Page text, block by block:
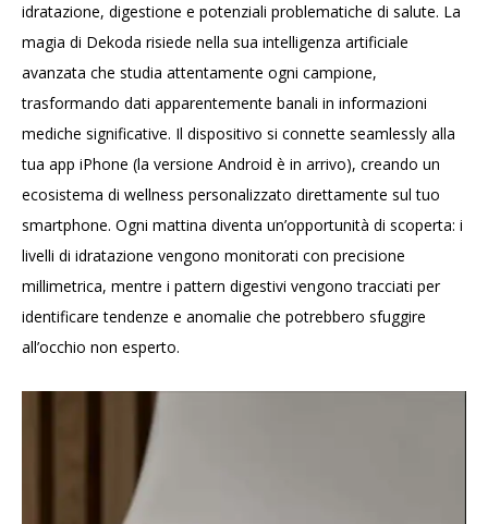
idratazione, digestione e potenziali problematiche di salute. La
magia di Dekoda risiede nella sua intelligenza artificiale
avanzata che studia attentamente ogni campione,
trasformando dati apparentemente banali in informazioni
mediche significative. Il dispositivo si connette seamlessly alla
tua app iPhone (la versione Android è in arrivo), creando un
ecosistema di wellness personalizzato direttamente sul tuo
smartphone. Ogni mattina diventa un’opportunità di scoperta: i
livelli di idratazione vengono monitorati con precisione
millimetrica, mentre i pattern digestivi vengono tracciati per
identificare tendenze e anomalie che potrebbero sfuggire
all’occhio non esperto.